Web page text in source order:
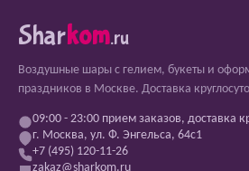
Sharkom.ru
Воздушные шары с гелием, букеты и
праздников в Москве. Доставка
09:00 - 23:00 прием заказов, доставка
г. Москва, ул. Ф. Энгельса, 64с1
+7 (495) 120-11-26
zakaz@sharkom.ru